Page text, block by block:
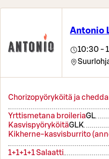
Antonio
10:30 -
Chorizopyöryköitä ja
Yrttismetana broileriaGL
KasvispyöryköitäGLK
Kikherne-kasvisburrito
1+1+1+1 Salaatti